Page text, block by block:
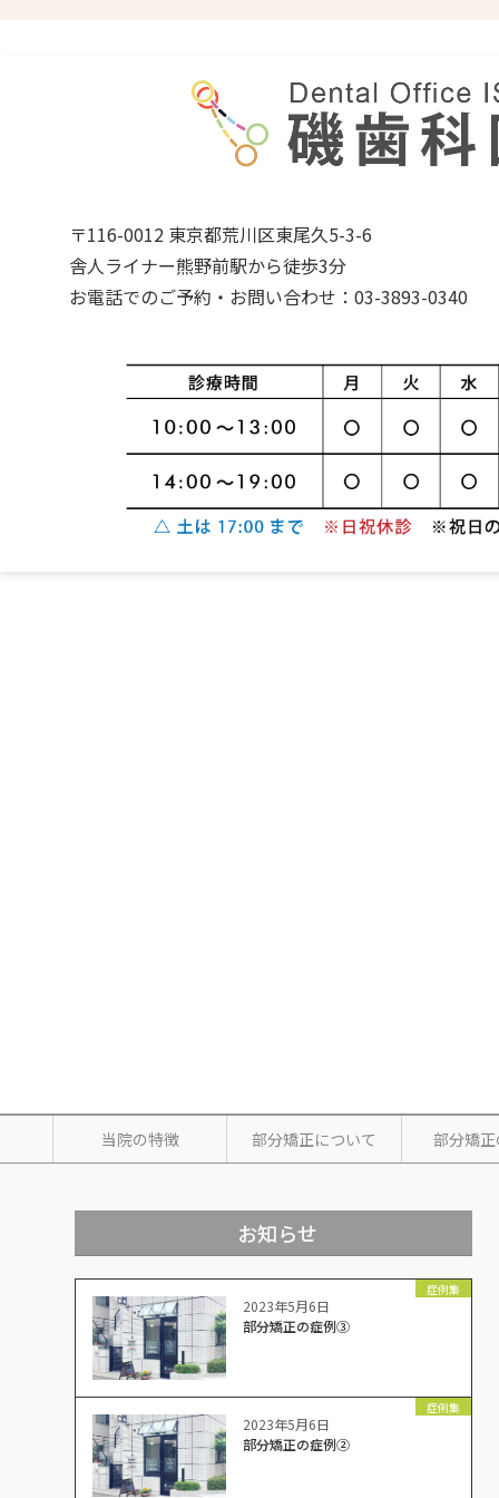
〒116-0012 東京都荒川区東尾久5-3-6
舎人ライナー熊野前駅から徒歩3分
お電話でのご予約・お問い合わせ：03-3893-0340
当院の特徴 部分矯正について 部分矯
お知らせ
2023年5月6日
症例集
部分矯正の症例③
2023年5月6日
症例集
部分矯正の症例②